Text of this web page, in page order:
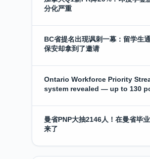
分化严重
BC省提名出现讽刺一幕：留学生
保安却拿到了邀请
Ontario Workforce Priority
system revealed — up to 130
曼省PNP大抽2146人！在曼省毕
来了